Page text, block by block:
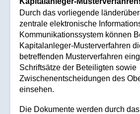
Durch das vorliegende
zentrale elektronische
Kommunikationssystem können
Kapitalanleger-Musterverfahren
betreffenden Musterverfahren
Schriftsätze der Beteiligten sowie
Zwischenentscheidungen des
einsehen.
Die Dokumente werden durch das